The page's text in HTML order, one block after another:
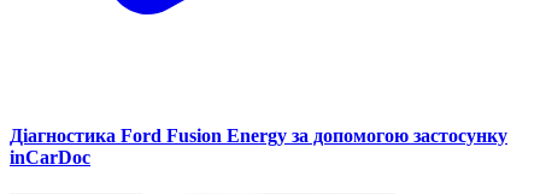
Діагностика Ford Fusion Energy за допомогою застосунку
inCarDoc